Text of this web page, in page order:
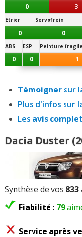
0 3
Etrier Servofrein
0 0
ABS ESP Peinture fragile
0 0 1
Témoigner sur
Plus d'infos sur
Les avis
Dacia Duster
Synthèse de vos 833
Fiabilité : 79
Service après